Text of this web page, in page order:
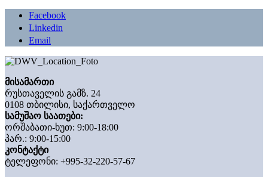
Facebook
Linkedin
Email
მისამართი
რუსთაველის გამზ. 24
0108 თბილისი, საქართველო
სამუშაო საათები:
ორშაბათი-ხუთ: 9:00-18:00
პარ.: 9:00-15:00
კონტაქტი
ტელეფონი: +995-32-220-57-67